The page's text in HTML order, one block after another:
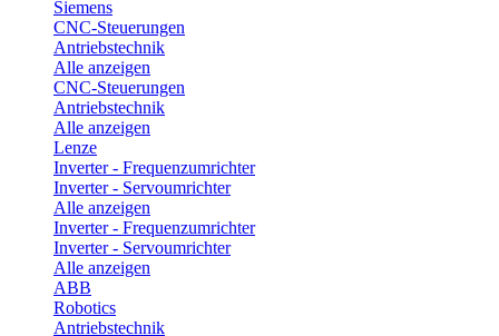
Siemens
CNC-Steuerungen
Antriebstechnik
Alle anzeigen
CNC-Steuerungen
Antriebstechnik
Alle anzeigen
Lenze
Inverter - Frequenzumrichter
Inverter - Servoumrichter
Alle anzeigen
Inverter - Frequenzumrichter
Inverter - Servoumrichter
Alle anzeigen
ABB
Robotics
Antriebstechnik